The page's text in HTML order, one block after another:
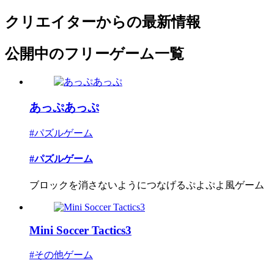
クリエイターからの最新情報
公開中のフリーゲーム一覧
あっぷあっぷ
#パズルゲーム
#パズルゲーム
ブロックを消さないようにつなげるぷよぷよ風ゲーム
Mini Soccer Tactics3
#その他ゲーム